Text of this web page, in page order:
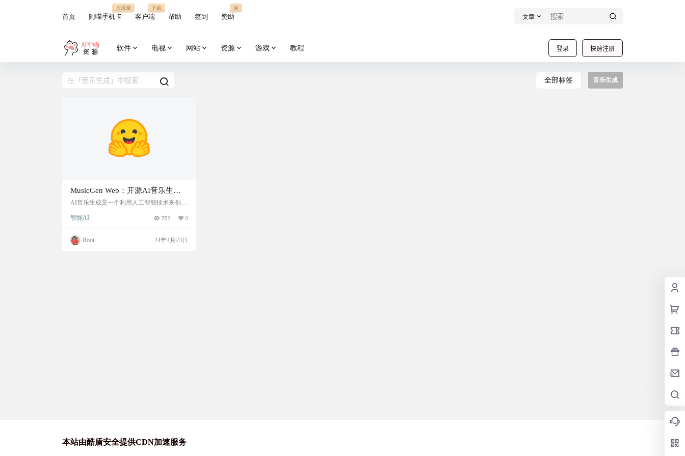
首页 阿喵手机卡
大流量
客户端
下载
帮助 签到 赞助
谢
文章
登录 快速注册
软件 电视 网站 资源 游戏 教程
全部标签 音乐生成
MusicGen Web：开源AI音乐生成
工具
AI音乐生成是一个利用人工智能技术来创作
学习模型，来学习音乐的结构和风格，并基
于抱脸huggingface，可基于transformers.js本
地搭建运行。 演示截图 网站地址 https://hug
智能AI 759 0
Root 24年4月23日
本站由酷盾安全提供CDN加速服务